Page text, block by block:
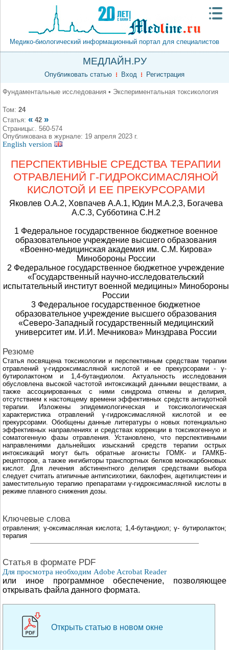
Медико-биологический информационный портал для специалистов
МЕДЛАЙН.РУ
Опубликовать статью Вход Регистрация
Фундаментальные исследования • Экспериментальная токсикология
Том: 24
Статья: « 42 »
Страницы:. 560-574
Опубликована в журнале: 19 апреля 2023 г.
English version
ПЕРСПЕКТИВНЫЕ СРЕДСТВА ТЕРАПИИ
ОТРАВЛЕНИЙ Γ-ГИДРОКСИМАСЛЯНОЙ
КИСЛОТОЙ И ЕЕ ПРЕКУРСОРАМИ
Яковлев О.А.2, Ховпачев А.А.1, Юдин М.А.2,3, Богачева
А.С.3, Субботина С.Н.2
1 Федеральное государственное бюджетное военное
образовательное учреждение высшего образования
«Военно-медицинская академия им. С.М. Кирова»
Минобороны России
2 Федеральное государственное бюджетное учреждение
«Государственный научно-исследовательский
испытательный институт военной медицины» Минобороны
России
3 Федеральное государственное бюджетное
образовательное учреждение высшего образования
«Северо-Западный государственный медицинский
университет им. И.И. Мечникова» Минздрава России
Резюме
Статья посвящена токсикологии и перспективным средствам терапии
отравлений γ-гидроксимасляной кислотой и ее прекурсорами - γ-
бутиролактоном и 1,4-бутандиолом. Актуальность исследования
обусловлена высокой частотой интоксикаций данными веществами, а
также ассоциированных с ними синдрома отмены и делирия,
отсутствием к настоящему времени эффективных средств антидотной
терапии. Изложены эпидемиологическая и токсикологическая
характеристика отравлений γ-гидроксимасляной кислотой и ее
прекурсорами. Обобщены данные литературы о новых потенциально
эффективных направлениях и средствах коррекции в токсикогенную и
соматогенную фазы отравления. Установлено, что перспективными
направлениями дальнейших изысканий средств терапии острых
интоксикаций могут быть обратные агонисты ГОМК- и ГАМКБ-
рецепторов, а также ингибиторы транспортных белков монокарбоновых
кислот. Для лечения абстинентного делирия средствами выбора
следует считать атипичные антипсихотики, баклофен, ацетилцистеин и
заместительную терапию препаратами γ-гидроксимасляной кислоты в
режиме плавного снижения дозы.
Ключевые слова
отравления; γ-оксимасляная кислота; 1,4-бутандиол; γ- бутиролактон;
терапия
Cтатья в формате PDF
Для просмотра необходим Adobe Acrobat Reader
или иное программное обеспечение, позволяющее
открывать файла данного формата.
Открыть статью в новом окне